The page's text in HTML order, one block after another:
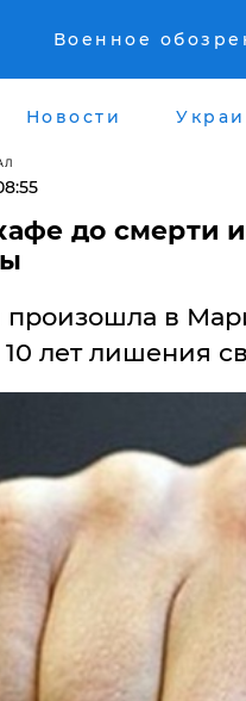
Военное
Новости
до смерти
произошла в
10 лет лишения